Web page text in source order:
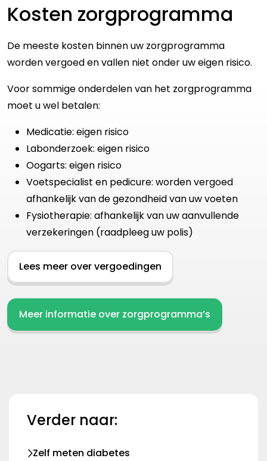
Kosten zorgprogramma
De meeste kosten binnen uw zorgprogramma
worden vergoed en vallen niet onder uw eigen risico.
Voor sommige onderdelen van het zorgprogramma
moet u wel betalen:
Medicatie: eigen risico
Labonderzoek: eigen risico
Oogarts: eigen risico
Voetspecialist en pedicure: worden vergoed
afhankelijk van de gezondheid van uw voeten
Fysiotherapie: afhankelijk van uw aanvullende
verzekeringen (raadpleeg uw polis)
Lees meer over vergoedingen
Meer informatie over zorgprogramma’s
Verder naar:
Zelf meten diabetes